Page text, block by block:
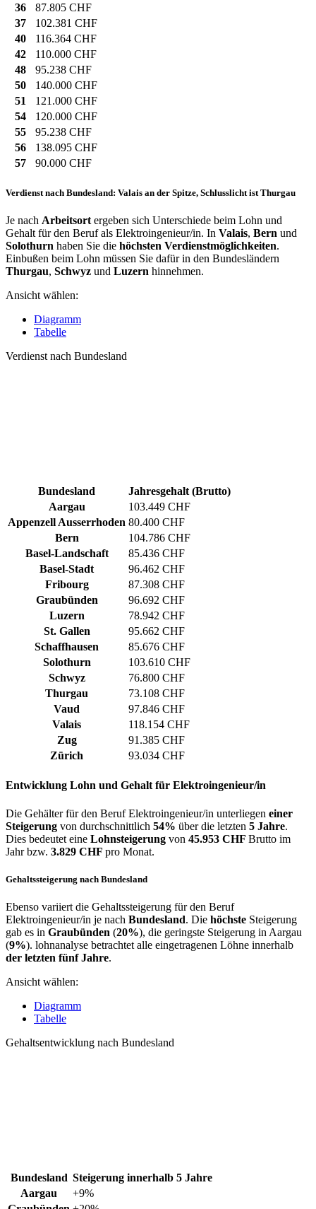
36
87.805 CHF
37
102.381 CHF
40
116.364 CHF
42
110.000 CHF
48
95.238 CHF
50
140.000 CHF
51
121.000 CHF
54
120.000 CHF
55
95.238 CHF
56
138.095 CHF
57
90.000 CHF
Verdienst nach Bundesland: Valais an der Spitze, Schlusslicht ist Thurgau
Je nach Arbeitsort ergeben sich Unterschiede beim Lohn und
Gehalt für den Beruf als Elektroingenieur/in. In Valais, Bern und
Solothurn haben Sie die höchsten Verdienstmöglichkeiten.
Einbußen beim Lohn müssen Sie dafür in den Bundesländern
Thurgau, Schwyz und Luzern hinnehmen.
Ansicht wählen:
Diagramm
Tabelle
Verdienst nach Bundesland
Bundesland
Jahresgehalt (Brutto)
Aargau
103.449 CHF
Appenzell Ausserrhoden 80.400 CHF
Bern
104.786 CHF
Basel-Landschaft
85.436 CHF
Basel-Stadt
96.462 CHF
Fribourg
87.308 CHF
Graubünden
96.692 CHF
Luzern
78.942 CHF
St. Gallen
95.662 CHF
Schaffhausen
85.676 CHF
Solothurn
103.610 CHF
Schwyz
76.800 CHF
Thurgau
73.108 CHF
Vaud
97.846 CHF
Valais
118.154 CHF
Zug
91.385 CHF
Zürich
93.034 CHF
Entwicklung Lohn und Gehalt für Elektroingenieur/in
Die Gehälter für den Beruf Elektroingenieur/in unterliegen einer
Steigerung von durchschnittlich 54% über die letzten 5 Jahre.
Dies bedeutet eine Lohnsteigerung von 45.953 CHF Brutto im
Jahr bzw. 3.829 CHF pro Monat.
Gehaltssteigerung nach Bundesland
Ebenso variiert die Gehaltssteigerung für den Beruf
Elektroingenieur/in je nach Bundesland. Die höchste Steigerung
gab es in Graubünden (20%), die geringste Steigerung in Aargau
(9%). lohnanalyse betrachtet alle eingetragenen Löhne innerhalb
der letzten fünf Jahre.
Ansicht wählen:
Diagramm
Tabelle
Gehaltsentwicklung nach Bundesland
Bundesland Steigerung innerhalb 5 Jahre
Aargau
+9%